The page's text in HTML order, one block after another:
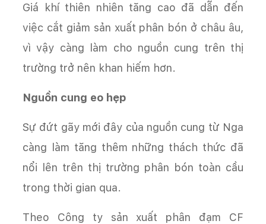
Giá khí thiên nhiên tăng cao đã dẫn đến
việc cắt giảm sản xuất phân bón ở châu âu,
vì vậy càng làm cho nguồn cung trên thị
trường trở nên khan hiếm hơn.
Nguồn cung eo hẹp
Sự đứt gãy mới đây của nguồn cung từ Nga
càng làm tăng thêm những thách thức đã
nổi lên trên thị trường phân bón toàn cầu
trong thời gian qua.
Theo Công ty sản xuất phân đạm CF